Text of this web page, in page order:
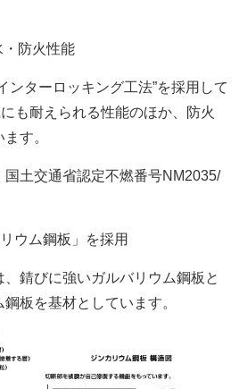
防火性能
ンターロッキング工法”を採用して
も耐えられる性能のほか、防火
す。
土交通省認定不燃番号NM2035/
ウム鋼板」を採用
錆びに強いガルバリウム鋼板と
板を基材としています。